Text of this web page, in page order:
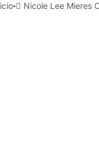
Nicole Lee Mieres